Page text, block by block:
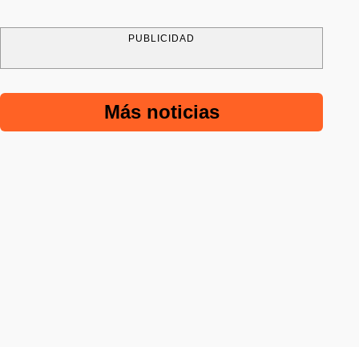
PUBLICIDAD
Más noticias